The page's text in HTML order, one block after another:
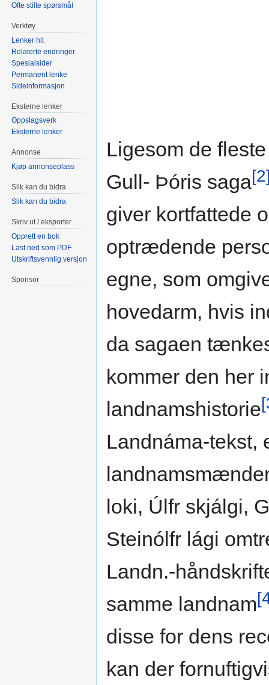
Ligesom de
Gull- Þóris saga
giver kortfattede
optrædende
egne, som
hovedarm, hvis
da sagaen
kommer den her
landnamshistorie
Landnáma-tekst,
loki, Úlfr skjálgi,
Steinólfr lági
Landn.-
samme landnam
disse for dens
kan der
Ofte stilte spørsmål
Verktøy
Lenker hit
Relaterte endringer
Spesialsider
Permanent lenke
Sideinformasjon
Eksterne lenker
Oppslagsverk
Eksterne lenker
Annonse
Kjøp annonseplass
Slik kan du bidra
Slik kan du bidra
Skriv ut / eksporter
Opprett en bok
Last ned som PDF
Utskriftsvennlig versjon
Sponsor